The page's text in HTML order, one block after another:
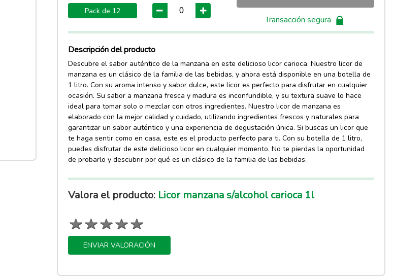
Pack de 12
Transacción segura
Descripción del producto
Descubre el sabor auténtico de la manzana en este delicioso licor carioca. Nuestro licor de
manzana es un clásico de la familia de las bebidas, y ahora está disponible en una botella de
1 litro. Con su aroma intenso y sabor dulce, este licor es perfecto para disfrutar en cualquier
ocasión. Su sabor a manzana fresca y madura es inconfundible, y su textura suave lo hace
ideal para tomar solo o mezclar con otros ingredientes. Nuestro licor de manzana es
elaborado con la mejor calidad y cuidado, utilizando ingredientes frescos y naturales para
garantizar un sabor auténtico y una experiencia de degustación única. Si buscas un licor que
te haga sentir como en casa, este es el producto perfecto para ti. Con su botella de 1 litro,
puedes disfrutar de este delicioso licor en cualquier momento. No te pierdas la oportunidad
de probarlo y descubrir por qué es un clásico de la familia de las bebidas.
Valora el producto: Licor manzana s/alcohol carioca 1l
ENVIAR VALORACIÓN